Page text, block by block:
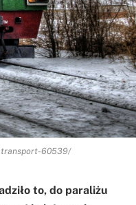
transport-60539/
to, do paraliżu